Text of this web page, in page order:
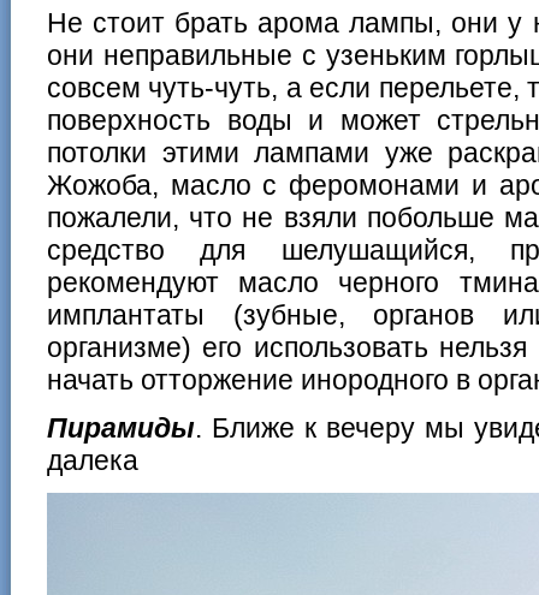
Не стоит брать арома лампы, они у
они неправильные с узеньким
совсем чуть-чуть, а если перельете,
поверхность воды и может
потолки этими лампами уже
Жожоба, масло с феромонами и
пожалели, что не взяли побольше
средство для шелушащийся,
рекомендуют масло черного
имплантаты (зубные, органов
организме) его использовать
начать отторжение инородного в
Пирамиды. Ближе к вечеру мы
далека